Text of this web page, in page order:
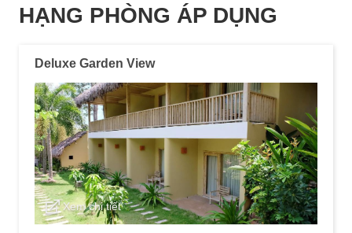
HẠNG PHÒNG ÁP DỤNG
Deluxe Garden View
Xem chi tiết